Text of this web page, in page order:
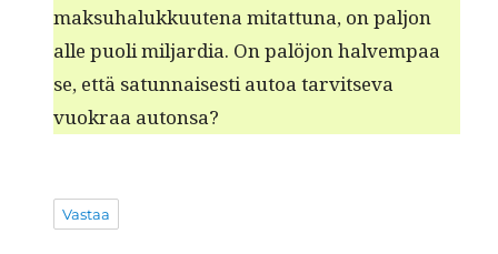
mak­suhalukkuute­na mitat­tuna, on paljon
alle puoli mil­jar­dia. On palöjon halvem­paa
se, että sat­un­nais­es­ti autoa tarvit­se­va
vuokraa autonsa?
Vastaa